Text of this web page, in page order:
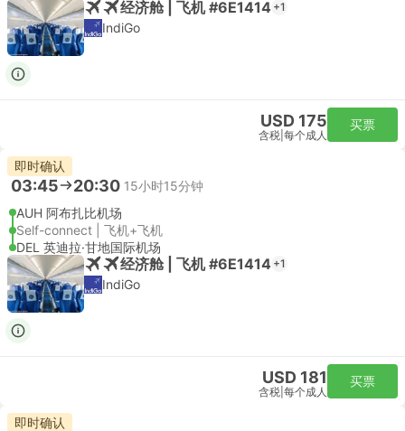
经济舱 | 飞机 #6E1414 +1
IndiGo
USD 175
含税 每个成人
买票
即时确认
03:45 20:30 15小时15分钟
AUH 阿布扎比机场
Self-connect | 飞机+飞机
DEL 英迪拉·甘地国际机场
经济舱 | 飞机 #6E1414 +1
IndiGo
USD 181
含税 每个成人
买票
即时确认